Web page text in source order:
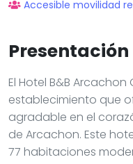
Accesible movilidad
Presentación
El Hotel B&B
establecimiento que
agradable en el
de Arcachon. Este
77 habitaciones